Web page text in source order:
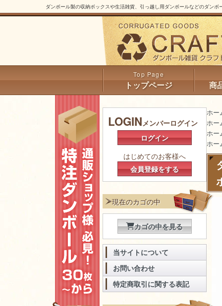
ダンボール製の収納ボックスや生活雑貨、引っ越し用ダンボールなどのダン
トップページ 商
ホー
ホー
ホー
ホー
LOGINメンバーログイン
ログイン
はじめてのお客様へ
会員登録をする
現在のカゴの中
カゴの中を見る
当サイトについて
お問い合わせ
特定商取引に関する表記